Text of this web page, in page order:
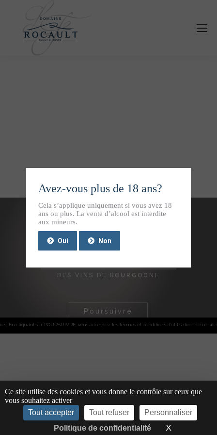
DES VINS DE BOURGOGNE
Poursuivre
En cliquant sur POURSUIVRE, vous acceptez les termes et conditions d'utilisation de ce
Avez-vous plus de 18 ans?
Cela s’applique uniquement si vous avez 18
ans ou plus. La vente d’alcool est interdite
aux mineurs.
Oui Non
Ce site utilise des cookies et vous donne le contrôle sur ceux que
vous souhaitez activer
Tout accepter
Tout refuser
Personnaliser
Politique de confidentialité
X